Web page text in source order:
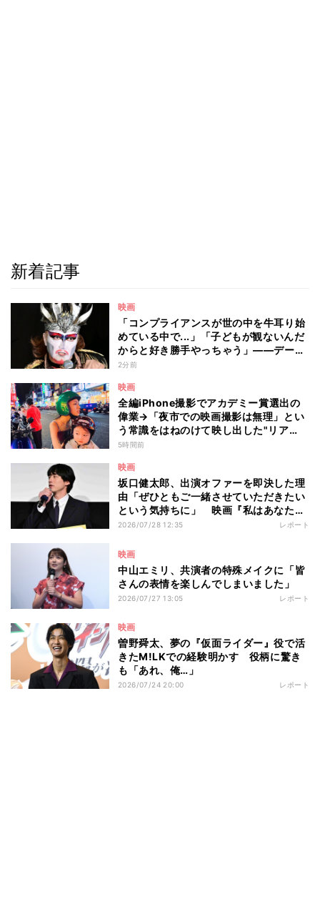
新着記事
映画
「コンプライアンスが世の中を牛耳り始
めている中で...」「子どもが観ないんだ
からと好き勝手やっちゃう」――デーモ
ン閣下が語る映画『レディ・オア・ノッ
2分前
映画
全編iPhone撮影でアカデミー賞選出の
偉業→「夜市での映画撮影は無理」とい
う常識をはねのけて映し出した"リア
ル"とは――ツォウ監督が語る映画『左
5時間前
映画
坂口健太郎、出演オファーを即決した理
由「ぜひともご一緒させていただきたい
という気持ちに」 映画『私はあなたを
知らない、』完成披露舞台挨拶
2026/07/28 12:35 レポート
映画
中山エミリ、共演者の特殊メイクに「皆
さんの表情を楽しんでしまいました」
2026/07/27 13:05 レポート
映画
曽野舜太、夢の『仮面ライダー』役で活
きたM!LKでの経験明かす 役柄に驚き
も「あれ、俺…」
2026/07/24 20:00 レポート